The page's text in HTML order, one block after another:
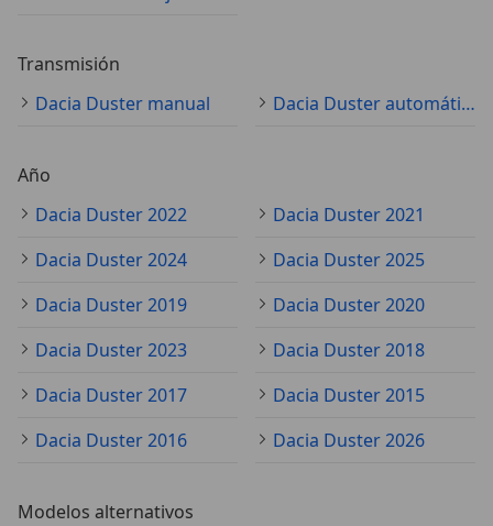
Transmisión
Dacia Duster manual
Dacia Duster automático
Año
Dacia Duster 2022
Dacia Duster 2021
Dacia Duster 2024
Dacia Duster 2025
Dacia Duster 2019
Dacia Duster 2020
Dacia Duster 2023
Dacia Duster 2018
Dacia Duster 2017
Dacia Duster 2015
Dacia Duster 2016
Dacia Duster 2026
Modelos alternativos